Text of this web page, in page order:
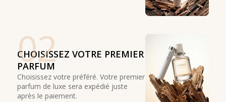
02
CHOISISSEZ VOTRE PREMIER
PARFUM
Choisissez votre préféré. Votre premier
parfum de luxe sera expédié juste
après le paiement.